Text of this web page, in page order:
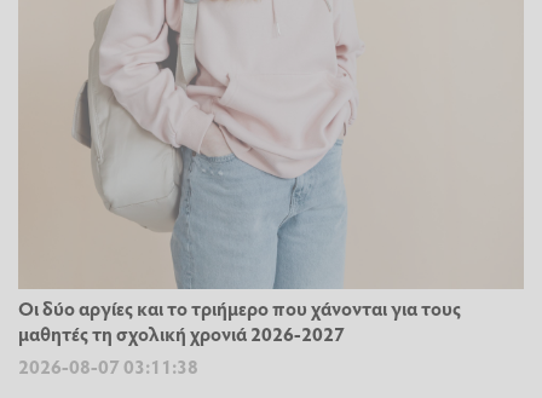
Οι δύο αργίες και το τριήμερο που χάνονται για τους
μαθητές τη σχολική χρονιά 2026-2027
2026-08-07 03:11:38